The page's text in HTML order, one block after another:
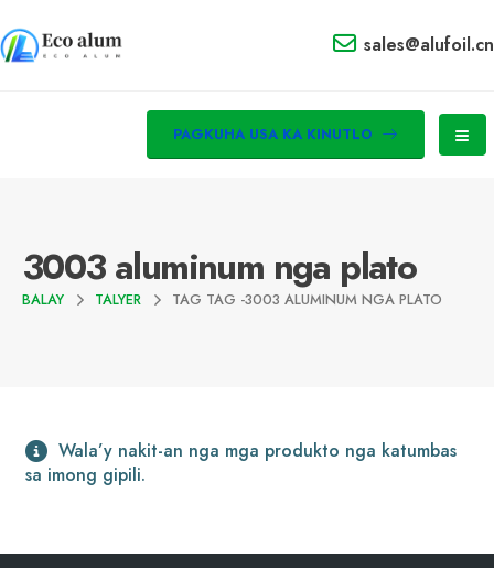
sales@alufoil.cn
PAGKUHA USA KA KINUTLO
3003 aluminum nga plato
BALAY TALYER TAG TAG -3003 ALUMINUM NGA PLATO
Wala’y nakit-an nga mga produkto nga katumbas
sa imong gipili.